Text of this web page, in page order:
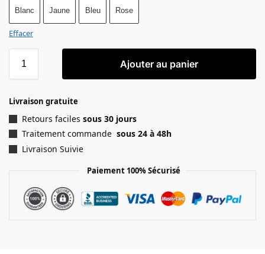
Blanc Jaune Bleu Rose
Effacer
Ajouter au panier
Livraison gratuite
Retours faciles sous 30 jours
Traitement commande sous 24 à 48h
Livraison Suivie
Paiement 100% Sécurisé